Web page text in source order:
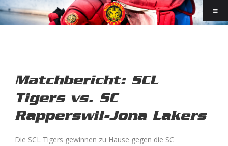
Matchbericht: SCL
Tigers vs. SC
Rapperswil-Jona Lakers
Die SCL Tigers gewinnen zu Hause gegen die SC